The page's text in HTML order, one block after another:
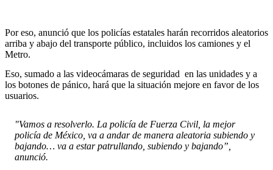
Por eso, anunció que los policías estatales harán recorridos aleatorios
arriba y abajo del transporte público, incluidos los camiones y el
Metro.
Eso, sumado a las videocámaras de seguridad en las unidades y a
los botones de pánico, hará que la situación mejore en favor de los
usuarios.
"Vamos a resolverlo. La policía de Fuerza Civil, la mejor
policía de México, va a andar de manera aleatoria subiendo y
bajando… va a estar patrullando, subiendo y bajando”,
anunció.